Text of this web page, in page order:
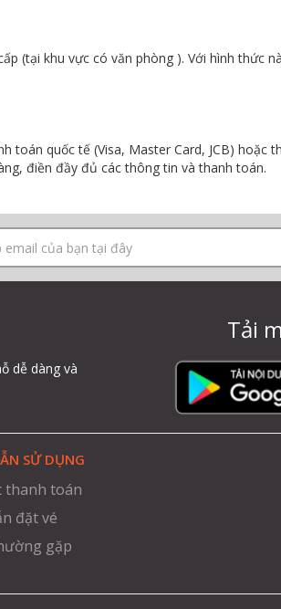
(tại khu vực có văn phòng ). Với hình thức
toán quốc tế (Visa, Master Card, JCB) hoặc
điền đầy đủ các thông tin và thanh toán.
dễ dàng và
Tải
SỬ DỤNG
thanh toán
đặt vé
gặp